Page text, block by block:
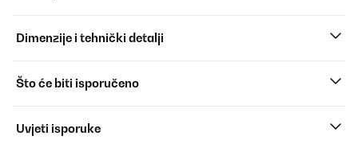
Dimenzije i tehnički detalji
Što će biti isporučeno
Uvjeti isporuke